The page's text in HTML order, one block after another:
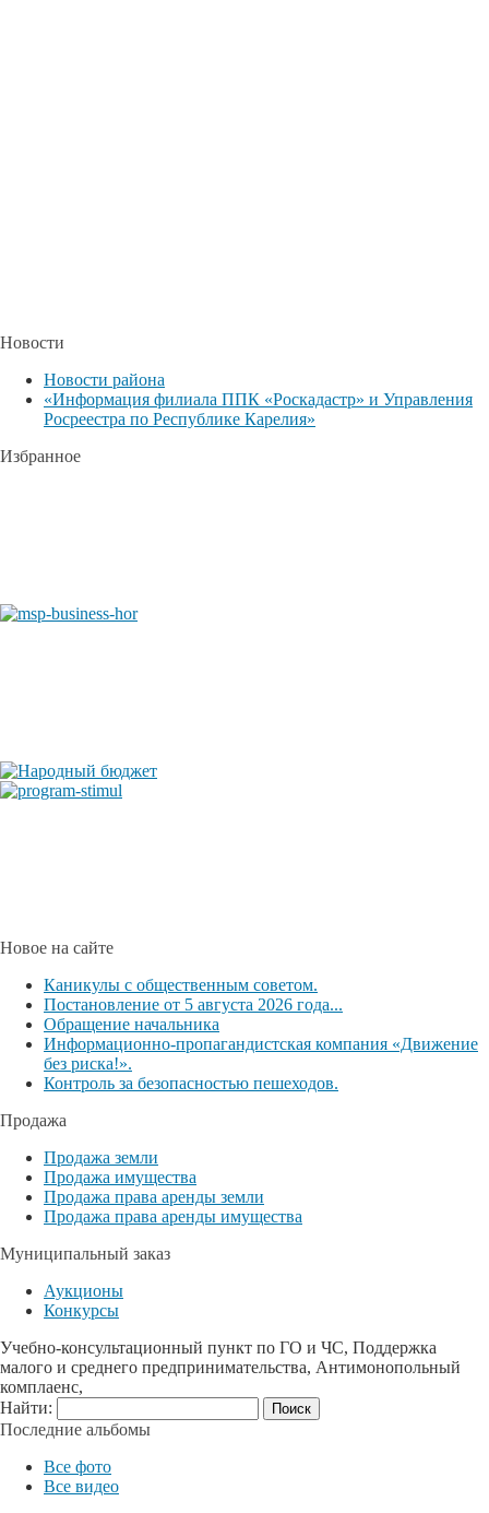
Новости
Новости района
«Информация филиала ППК «Роскадастр» и Управления
Росреестра по Республике Карелия»
Избранное
Новое на сайте
Каникулы с общественным советом.
Постановление от 5 августа 2026 года...
Обращение начальника
Информационно-пропагандистская компания «Движение
без риска!».
Контроль за безопасностью пешеходов.
Продажа
Продажа земли
Продажа имущества
Продажа права аренды земли
Продажа права аренды имущества
Муниципальный заказ
Аукционы
Конкурсы
Учебно-консультационный пункт по ГО и ЧС, Поддержка
малого и среднего предпринимательства, Антимонопольный
комплаенс,
Найти:
Последние альбомы
Все фото
Все видео